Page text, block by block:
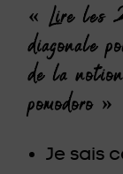
« Lire les
diagonale
de la
pomodoro »
Je sais